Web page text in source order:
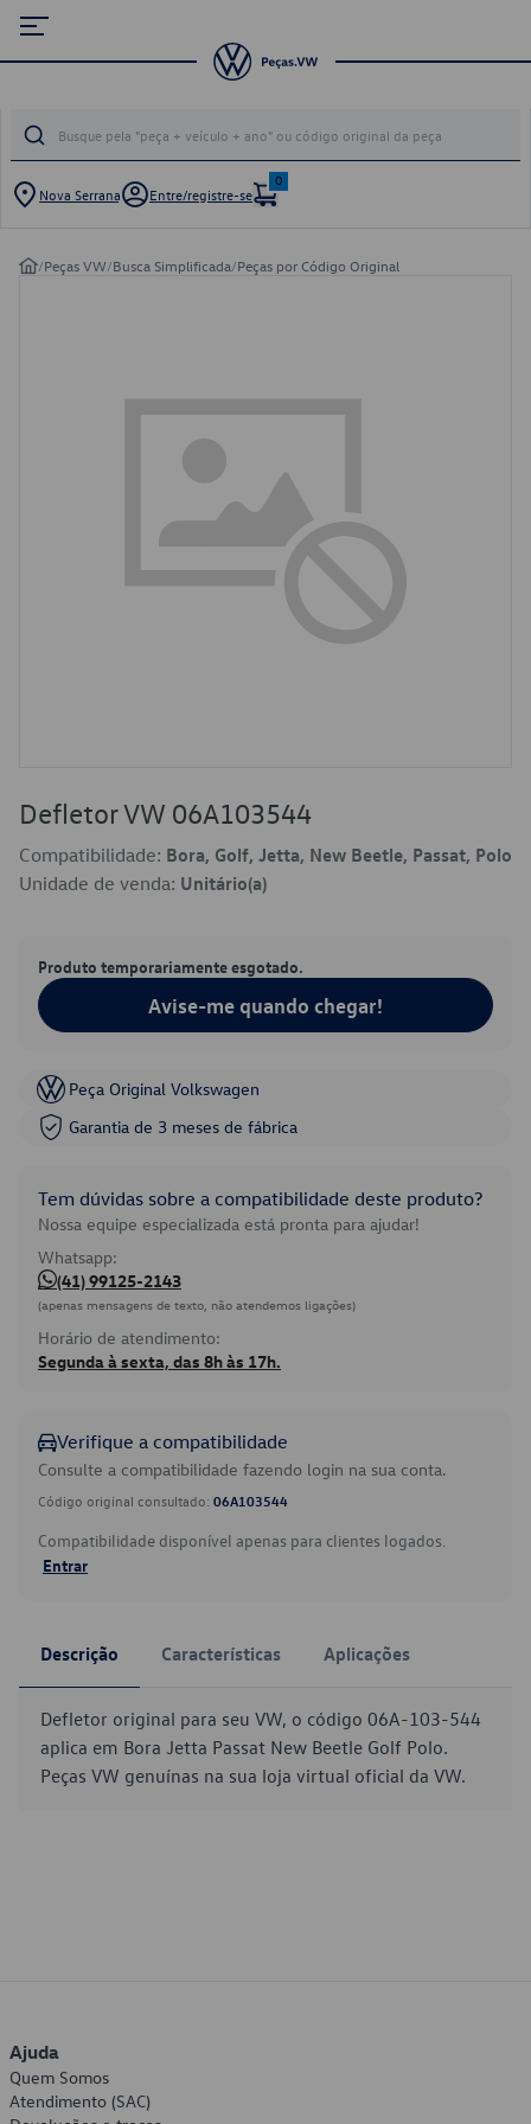
Nova Serrana Entre/registre-se
0
/Peças VW/Busca Simplificada/Peças por Código Original
Defletor VW 06A103544
Compatibilidade: Bora, Golf, Jetta, New Beetle, Passat, Polo
Unidade de venda: Unitário(a)
Produto temporariamente esgotado.
Avise-me quando chegar!
Peça Original Volkswagen
Garantia de 3 meses de fábrica
Tem dúvidas sobre a compatibilidade deste produto?
Nossa equipe especializada está pronta para ajudar!
Whatsapp:
(41) 99125-2143
(apenas mensagens de texto, não atendemos ligações)
Horário de atendimento:
Segunda à sexta, das 8h às 17h.
Verifique a compatibilidade
Consulte a compatibilidade fazendo login na sua conta.
Código original consultado: 06A103544
Compatibilidade disponível apenas para clientes logados.
Entrar
Descrição Características Aplicações
Defletor original para seu VW, o código 06A-103-544
aplica em Bora Jetta Passat New Beetle Golf Polo.
Peças VW genuínas na sua loja virtual oficial da VW.
Ajuda
Quem Somos
Atendimento (SAC)